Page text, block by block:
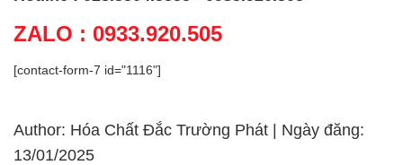
ZALO : 0933.920.505
[contact-form-7 id="1116"]
Author: Hóa Chất Đắc Trường Phát | Ngày đăng:
13/01/2025